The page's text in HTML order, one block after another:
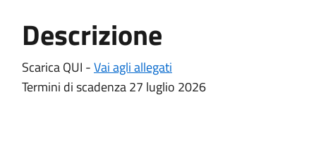
Descrizione
Scarica QUI -Vai agli allegati
Termini di scadenza 27 luglio 2026